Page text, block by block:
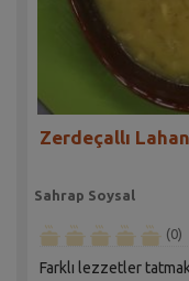
Zerdeçallı
Sahrap Soysal
(0)
Farklı lezzetler